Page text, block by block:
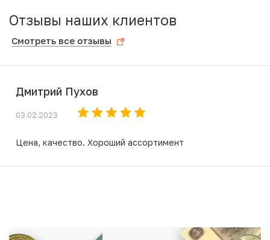
Отзывы наших клиентов
Смотреть все отзывы
Дмитрий Пухов
03.02.2023
Цена, качество. Хороший ассортимент